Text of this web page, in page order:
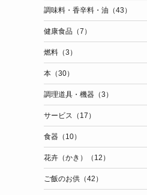
調味料・香辛料・油（43）
健康食品（7）
燃料（3）
本（30）
調理道具・機器（3）
サービス（17）
食器（10）
花卉（かき）（12）
ご飯のお供（42）